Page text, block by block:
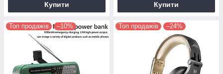
Купити Купити
Топ продажів –10% Топ продажів –24%